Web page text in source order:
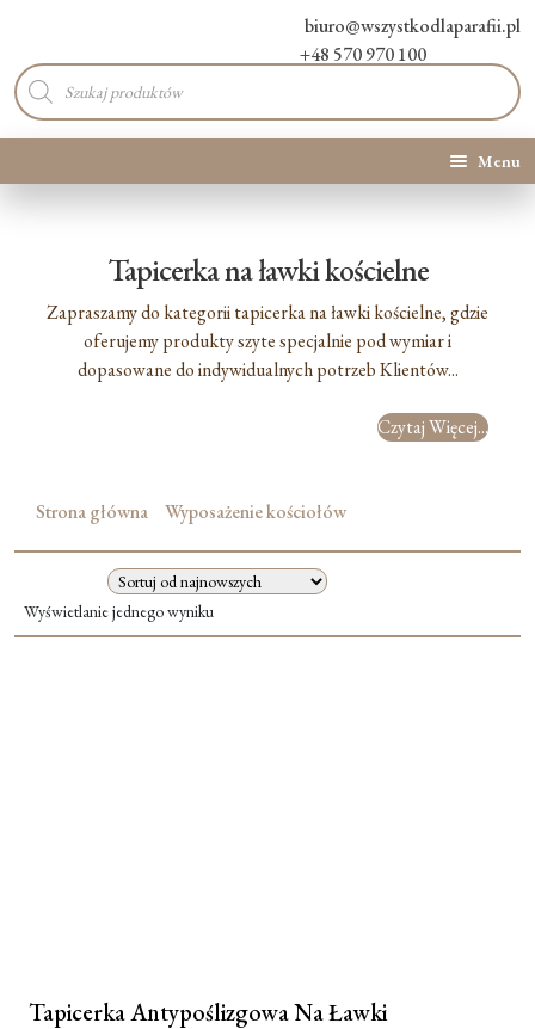
biuro@wszystkodlaparafii.pl
+48 570 970 100
Wyszukiwarka
produktów
Menu
Promocje
Nowości
Blog
Moje konto
Tapicerka na ławki kościelne
Zapraszamy do kategorii tapicerka na ławki kościelne, gdzie
oferujemy produkty szyte specjalnie pod wymiar i
dopasowane do indywidualnych potrzeb Klientów...
Czytaj Więcej...
Strona główna Wyposażenie kościołów
Wyświetlanie jednego wyniku
Tapicerka Antypoślizgowa Na Ławki